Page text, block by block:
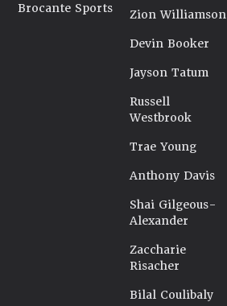
Brocante Sports
Zion Williamson
Devin Booker
Jayson Tatum
Russell
Westbrook
Trae Young
Anthony Davis
Shai Gilgeous-
Alexander
Zaccharie
Risacher
Bilal Coulibaly